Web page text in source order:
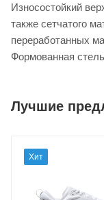
Износостойкий
также сетчатого
переработанных
Формованная
Лучшие
Хит